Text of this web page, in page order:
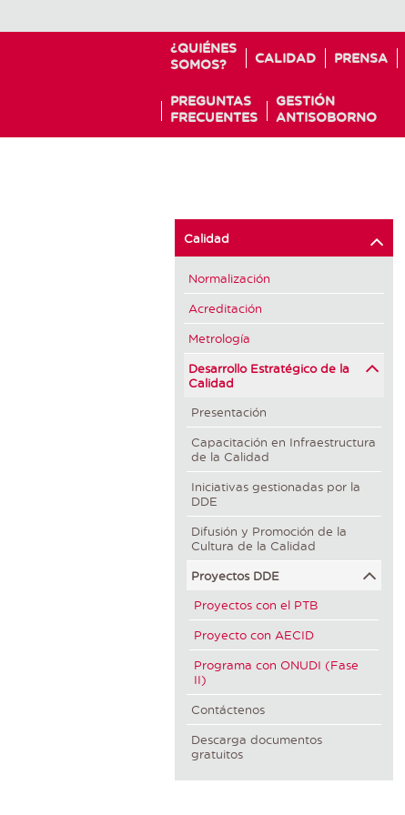
¿QUIÉNES
SOMOS?
CALIDAD PRENSA
PREGUNTAS
FRECUENTES
GESTIÓN
ANTISOBORNO
Calidad
Normalización
Acreditación
Metrología
Desarrollo Estratégico de la
Calidad
Presentación
Capacitación en Infraestructura
de la Calidad
Iniciativas gestionadas por la
DDE
Difusión y Promoción de la
Cultura de la Calidad
Proyectos DDE
Proyectos con el PTB
Proyecto con AECID
Programa con ONUDI (Fase
II)
Contáctenos
Descarga documentos
gratuitos